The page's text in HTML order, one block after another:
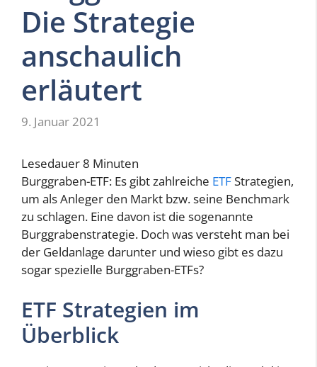
Die Strategie
anschaulich
erläutert
9. Januar 2021
Lesedauer 8 Minuten
Burggraben-ETF: Es gibt zahlreiche ETFStrategien,
um als Anleger den Markt bzw. seine Benchmark
zu schlagen. Eine davon ist die sogenannte
Burggrabenstrategie. Doch was versteht man bei
der Geldanlage darunter und wieso gibt es dazu
sogar spezielle Burggraben-ETFs?
ETF Strategien im
Überblick